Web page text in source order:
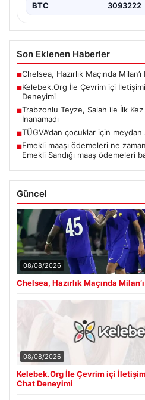
BTC 3093222
Son Eklenen Haberler
■Chelsea, Hazırlık Maçında
■Kelebek.Org İle Çevrim içi
Deneyimi
■Trabzonlu Teyze, Salah ile İlk Kez
İnanamadı
■TÜGVA’dan çocuklar için
■Emekli maaşı ödemeleri ne
Emekli Sandığı maaş ödemeleri
Güncel
08/08/2026
Chelsea, Hazırlık Maçında
08/08/2026
Kelebek.Org İle Çevrim içi
Chat Deneyimi